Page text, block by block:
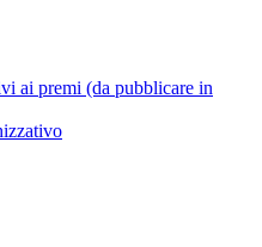
ai premi (da pubblicare in